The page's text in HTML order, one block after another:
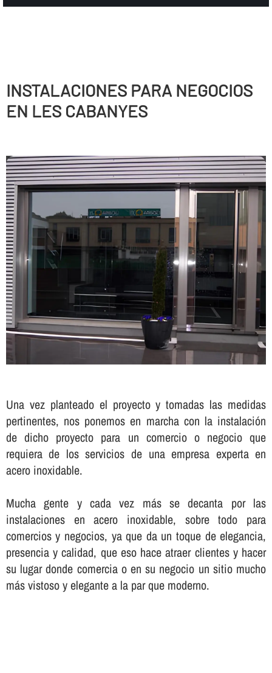
INSTALACIONES PARA NEGOCIOS
EN LES CABANYES
Una vez planteado el proyecto y tomadas las medidas
pertinentes, nos ponemos en marcha con la instalación
de dicho proyecto para un comercio o negocio que
requiera de los servicios de una empresa experta en
acero inoxidable.
Mucha gente y cada vez más se decanta por las
instalaciones en acero inoxidable, sobre todo para
comercios y negocios, ya que da un toque de elegancia,
presencia y calidad, que eso hace atraer clientes y hacer
su lugar donde comercia o en su negocio un sitio mucho
más vistoso y elegante a la par que moderno.